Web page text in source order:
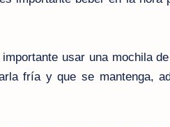
usar una mochila
fríay que se mantenga,